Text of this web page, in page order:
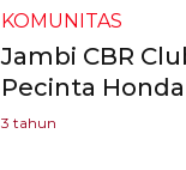
KOMUNITAS
Jambi CBR
Pecinta Honda
3 tahun